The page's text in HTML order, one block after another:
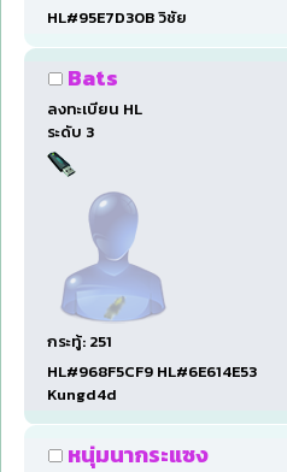
HL#95E7D30B วิชัย
Bats
ลงทะเบียน HL
ระดับ 3
กระทู้: 251
HL#968F5CF9 HL#6E614E53
Kungd4d
หนุ่มนากระแซง